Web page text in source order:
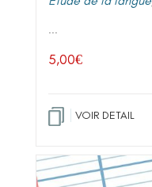
...
5,00€
VOIR DETAIL